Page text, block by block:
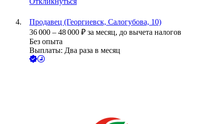
Продавец (Георгиевск, Салогубова, 10)
36 000 – 48 000 ₽ за месяц, до вычета налогов
Без опыта
Выплаты: Два раза в месяц